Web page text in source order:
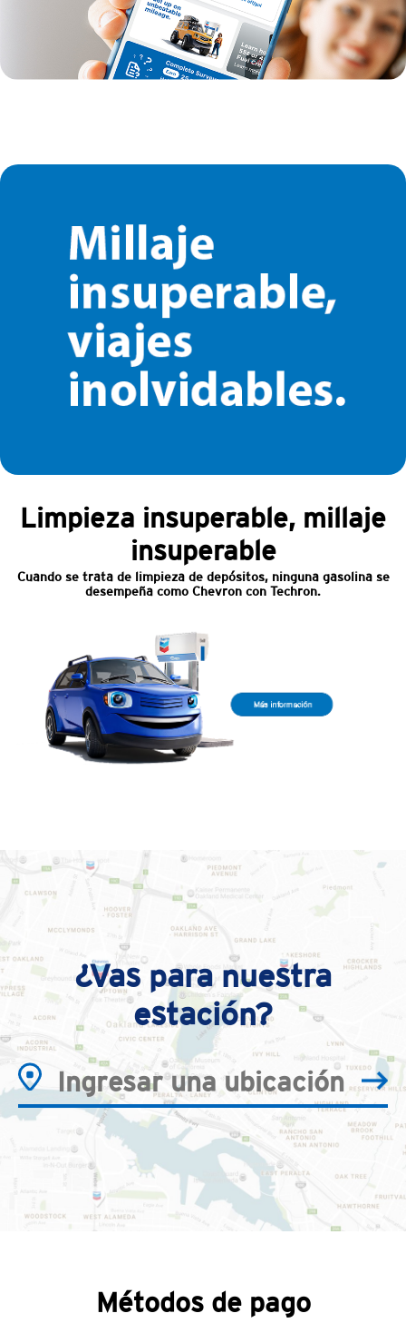
Limpieza insuperable, millaje
insuperable
Cuando se trata de limpieza de depósitos, ninguna gasolina se
desempeña como Chevron con Techron.
¿Vas para nuestra
estación?
Métodos de pago